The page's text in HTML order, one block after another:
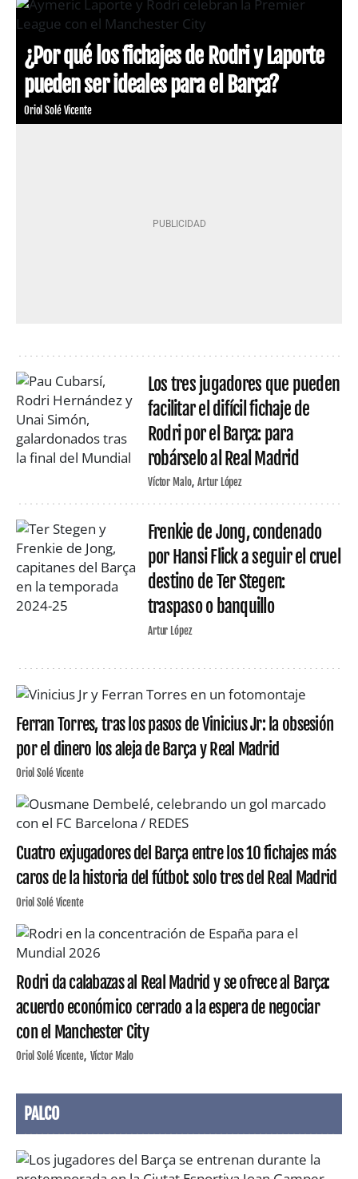
¿Por qué los fichajes de Rodri y Laporte
pueden ser ideales para el Barça?
Oriol Solé Vicente
Los tres jugadores que pueden
facilitar el difícil fichaje de
Rodri por el Barça: para
robárselo al Real Madrid
Víctor Malo Artur López
Frenkie de Jong, condenado
por Hansi Flick a seguir el cruel
destino de Ter Stegen:
traspaso o banquillo
Artur López
Ferran Torres, tras los pasos de Vinicius Jr: la obsesión
por el dinero los aleja de Barça y Real Madrid
Oriol Solé Vicente
Cuatro exjugadores del Barça entre los 10 fichajes más
caros de la historia del fútbol: solo tres del Real Madrid
Oriol Solé Vicente
Rodri da calabazas al Real Madrid y se ofrece al Barça:
acuerdo económico cerrado a la espera de negociar
con el Manchester City
Oriol Solé Vicente Víctor Malo
PALCO